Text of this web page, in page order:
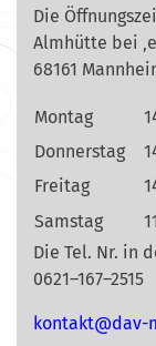
Die
Almhütte bei
68161
Montag
Donnerstag
Freitag
Samstag
Die Tel. Nr. in
0621–167–2515
m-
@tkat
nok